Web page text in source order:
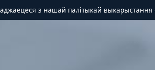
з нашай палітыкай выкарыстання